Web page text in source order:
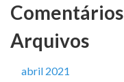
Comentários
Arquivos
abril 2021